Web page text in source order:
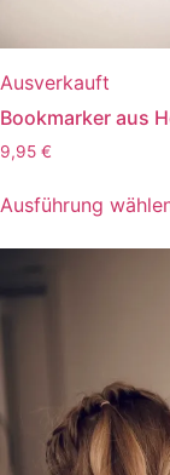
Ausverkauft
Bookmarker aus
9,95 €
Ausführung